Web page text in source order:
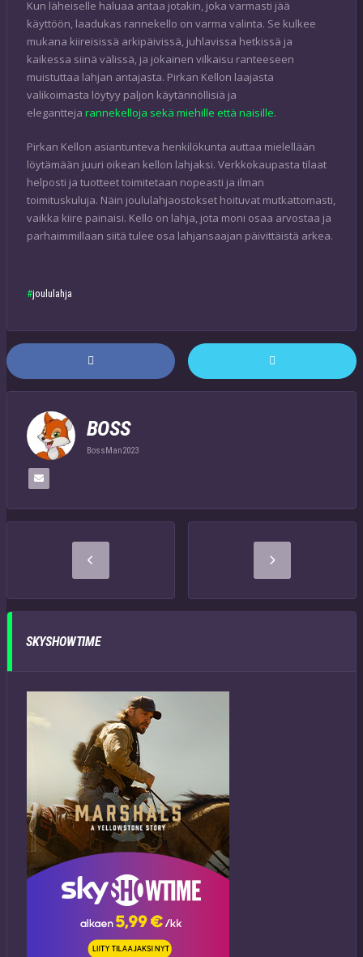
Kun läheiselle haluaa antaa jotakin, joka varmasti jää
käyttöön, laadukas rannekello on varma valinta. Se kulkee
mukana kiireisissä arkipäivissä, juhlavissa hetkissä ja
kaikessa siinä välissä, ja jokainen vilkaisu ranteeseen
muistuttaa lahjan antajasta. Pirkan Kellon laajasta
valikoimasta löytyy paljon käytännöllisiä ja
elegantteja rannekelloja sekä miehille että naisille.
Pirkan Kellon asiantunteva henkilökunta auttaa mielellään
löytämään juuri oikean kellon lahjaksi. Verkkokaupasta tilaat
helposti ja tuotteet toimitetaan nopeasti ja ilman
toimituskuluja. Näin joululahjaostokset hoituvat mutkattomasti,
vaikka kiire painaisi. Kello on lahja, jota moni osaa arvostaa ja
parhaimmillaan siitä tulee osa lahjansaajan päivittäistä arkea.
joululahja
BOSS
BossMan2023
SKYSHOWTIME